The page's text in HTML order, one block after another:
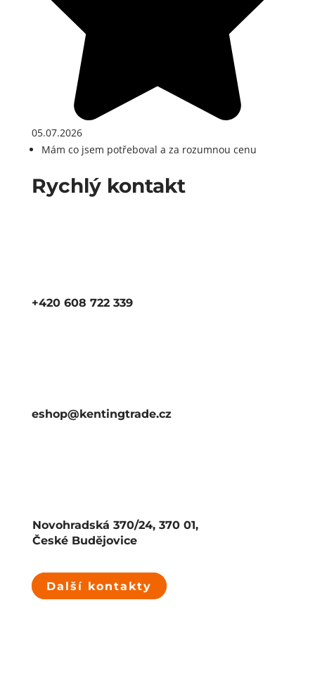
05.07.2026
Mám co jsem potřeboval a za rozumnou cenu
Rychlý kontakt
+420 608 722 339
eshop@kentingtrade.cz
Novohradská 370/24, 370 01,
České Budějovice
Další kontakty